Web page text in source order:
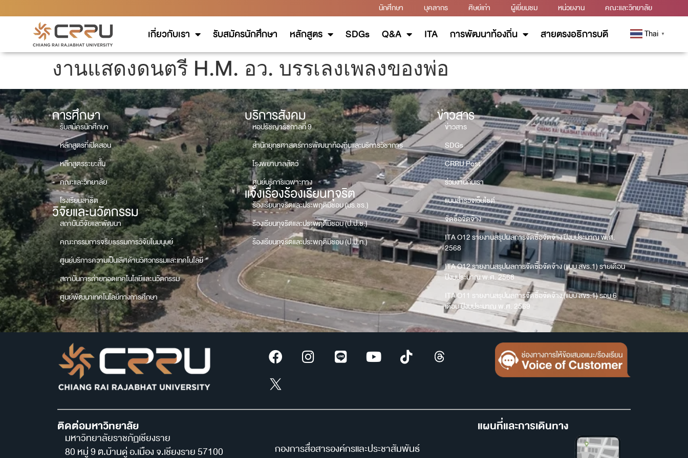
นักศึกษา บุคลากร ศิษย์เก่า ผู้เยี่ยมชม หน่วยงาน คณะและวิทยาลัย
เกี่ยวกับเรา รับสมัครนักศึกษา หลักสูตร SDGs Q&A ITA การพัฒนาท้องถิ่น สายตรงอธิการบดี Thai ▼
งานแสดงดนตรี H.M. อว. บรรเลงเพลงของพ่อ
การศึกษา
รับสมัครนักศึกษา
หลักสูตรที่เปิดสอน
หลักสูตรระยะสั้น
คณะและวิทยาลัย
โรงเรียนสาธิต
วิจัยและนวัตกรรม
สถาบันวิจัยและพัฒนา
คณะกรรมการจริยธรรมการวิจัยในมนุษย์
ศูนย์บริการความเป็นเลิศด้านวิศวกรรมและเทคโนโลยี
สถาบันการถ่ายทอดเทคโนโลยีและนวัตกรรม
ศูนย์พัฒนาเทคโนโลยีทางการศึกษา
บริการสังคม
หอปรัชญารัชกาลที่ 9
สำนักยุทธศาสตร์การพัฒนาท้องถิ่นและบริการวิชาการ
โรงพยาบาลสัตว์
ศูนย์บริการเฉพาะทาง
แจ้งเรื่องร้องเรียนทุจริต
ร้องเรียนทุจริตและประพฤติมิชอบ (มร.ชร.)
ร้องเรียนทุจริตและประพฤติมิชอบ (ป.ป.ช.)
ร้องเรียนทุจริตและประพฤติมิชอบ (ป.ป.ท.)
ข่าวสาร
ข่าวสาร
SDGs
CRRU Post
ร่วมงานกับเรา
แบบสำรวจเว็บไซต์
จัดซื้อจัดจ้าง
ITA O12 รายงานสรุปผลการจัดซื้อจัดจ้าง ปีงบประมาณ พ.ศ.
2568
ITA O12 รายงานสรุปผลการจัดซื้อจัดจ้าง (แบบ สขร.1) รายเดือน
ปีงบประมาณ พ.ศ. 2568
ITA O11 รายงานสรุปผลการจัดซื้อจัดจ้าง (แบบ สขร.1) รอบ 6
เดือน ปีงบประมาณ พ.ศ. 2569
ติดต่อมหาวิทยาลัย
มหาวิทยาลัยราชภัฏเชียงราย
80 หมู่ 9 ต.บ้านดู่ อ.เมือง จ.เชียงราย 57100
กองการสื่อสารองค์กรและประชาสัมพันธ์
แผนที่และการเดินทาง